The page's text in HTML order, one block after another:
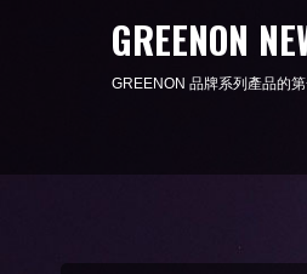
GREENON
GREENON 品牌系列產品的